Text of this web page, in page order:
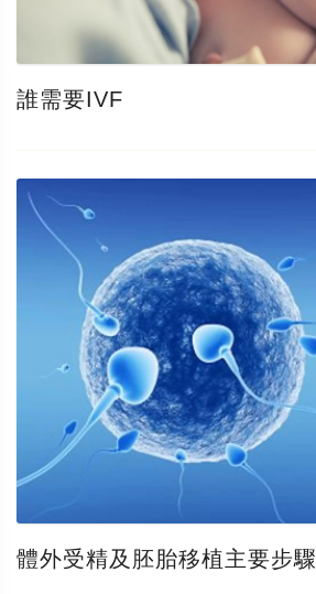
誰需要IVF
體外受精及胚胎移植主要步驟